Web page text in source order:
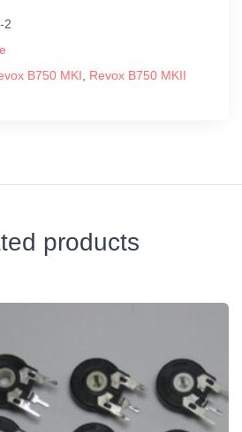
2
B750 MKI, Revox B750 MKII
products